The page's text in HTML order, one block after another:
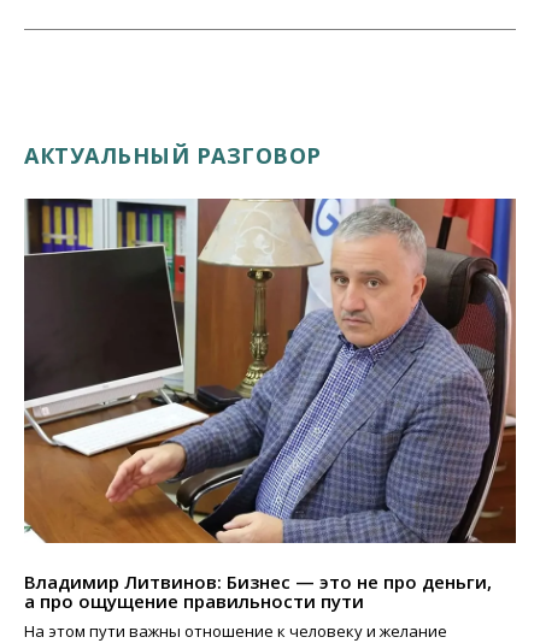
АКТУАЛЬНЫЙ РАЗГОВОР
Владимир Литвинов: Бизнес — это не про деньги,
а про ощущение правильности пути
На этом пути важны отношение к человеку и желание